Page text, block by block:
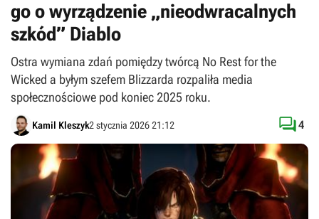
go o wyrządzenie „nieodwracalnych
szkód” Diablo
Ostra wymiana zdań pomiędzy twórcą No Rest for the
Wicked a byłym szefem Blizzarda rozpaliła media
społecznościowe pod koniec 2025 roku.
Kamil Kleszyk2 stycznia 2026 21:12 4